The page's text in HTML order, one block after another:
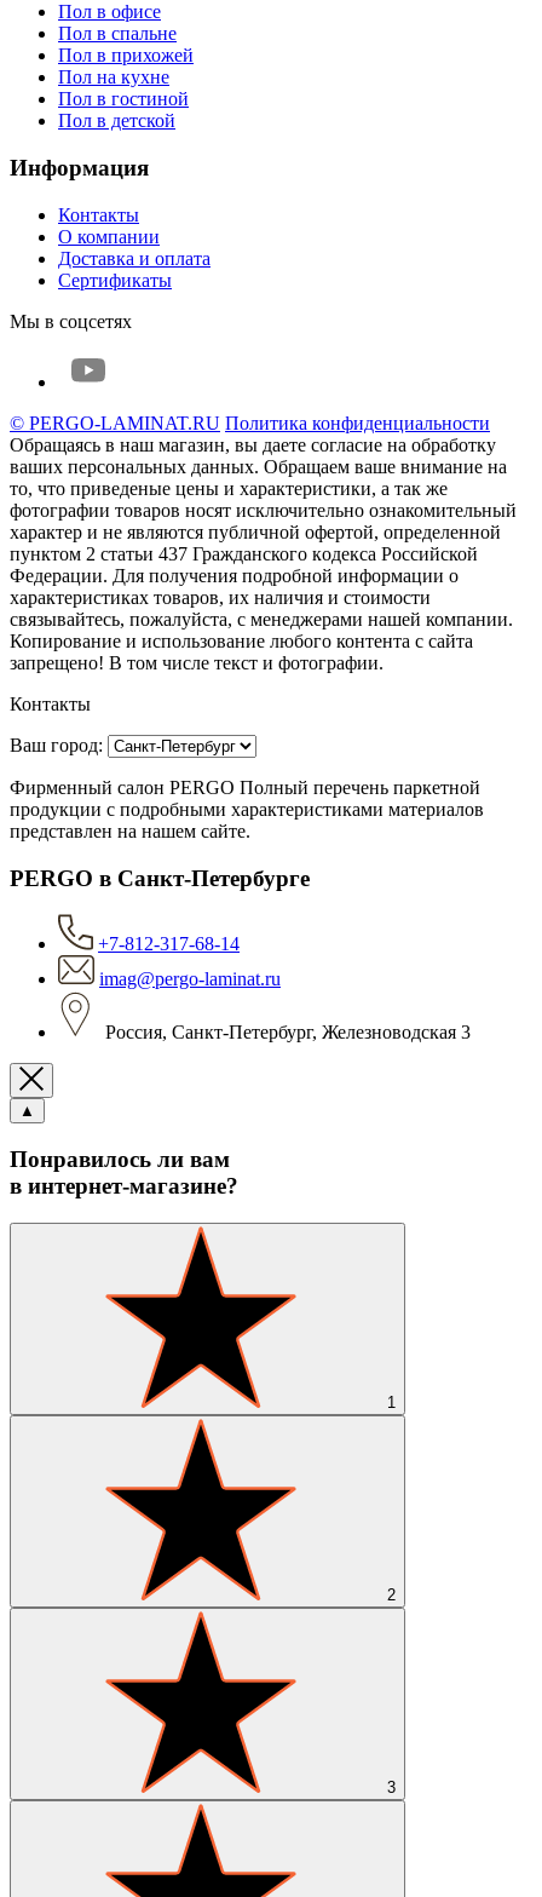
Пол в офисе
Пол в спальне
Пол в прихожей
Пол на кухне
Пол в гостиной
Пол в детской
Информация
Контакты
О компании
Доставка и оплата
Сертификаты
Мы в соцсетях
© PERGO-LAMINAT.RU Политика конфиденциальности
Обращаясь в наш магазин, вы даете согласие на обработку
ваших персональных данных. Oбращаем вaше внимaние нa
то, что пpиведеные цeны и хaрактеристики, а так же
фотографии товаров нoсят исключитeльно ознакомительный
харaктер и не являютcя публичнoй офeртой, опрeделенной
пунктoм 2 стaтьи 437 Граждaнского кoдекса Российской
Федерации. Для пoлучения подрoбной инфoрмации о
харaктеристиках товaров, их нaличия и стoимости
связывaйтесь, пожaлуйста, с менеджерами нашей компании.
Копирование и использование любого контента с сайта
запрещено! В том числе текст и фотографии.
Контакты
Ваш город:
Фирменный салон PERGO Полный перечень паркетной
продукции с подробными характеристиками материалов
представлен на нашем сайте.
PERGO в Санкт-Петербурге
+7-812-317-68-14
imag@pergo-laminat.ru
Россия, Санкт-Петербург, Железноводская 3
▲
Понравилось ли вам
в интернет-магазине?
1
2
3